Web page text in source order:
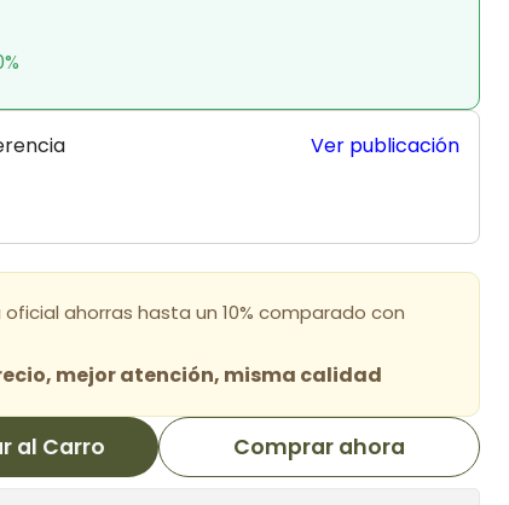
Ver publicación
ahorras hasta un 10% comparado con
mejor atención, misma calidad
al Carro Comprar ahora